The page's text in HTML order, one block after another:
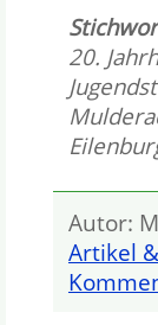
20.
Autor:
Artikel